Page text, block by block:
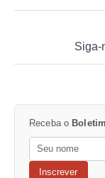
Siga-
Receba o
Inscrever